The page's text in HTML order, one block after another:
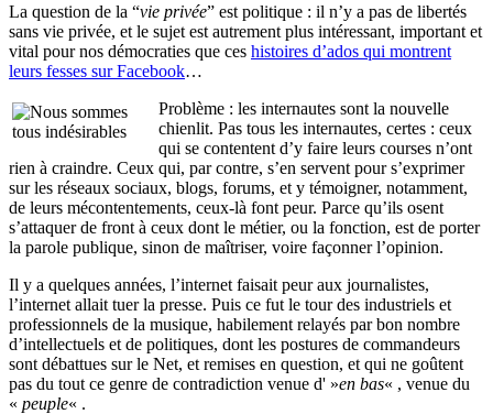
La question de la “vie privée” est politique : il n’y a pas de libertés
sans vie privée, et le sujet est autrement plus intéressant, important et
vital pour nos démocraties que ces histoires d’ados qui montrent
leurs fesses sur Facebook…
Problème : les internautes sont la nouvelle
chienlit. Pas tous les internautes, certes : ceux
qui se contentent d’y faire leurs courses n’ont
rien à craindre. Ceux qui, par contre, s’en servent pour s’exprimer
sur les réseaux sociaux, blogs, forums, et y témoigner, notamment,
de leurs mécontentements, ceux-là font peur. Parce qu’ils osent
s’attaquer de front à ceux dont le métier, ou la fonction, est de porter
la parole publique, sinon de maîtriser, voire façonner l’opinion.
Il y a quelques années, l’internet faisait peur aux journalistes,
l’internet allait tuer la presse. Puis ce fut le tour des industriels et
professionnels de la musique, habilement relayés par bon nombre
d’intellectuels et de politiques, dont les postures de commandeurs
sont débattues sur le Net, et remises en question, et qui ne goûtent
pas du tout ce genre de contradiction venue d' »en bas« , venue du
« peuple« .